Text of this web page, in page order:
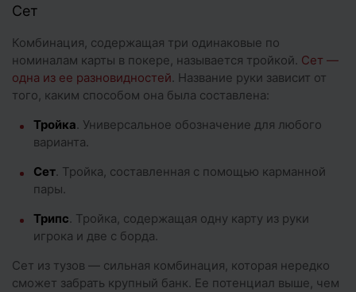
Сет
Комбинация, содержащая три одинаковые по
номиналам карты в покере, называется тройкой. Сет —
одна из ее разновидностей. Название руки зависит от
того, каким способом она была составлена:
Тройка. Универсальное обозначение для любого
варианта.
Сет. Тройка, составленная с помощью карманной
пары.
Трипс. Тройка, содержащая одну карту из руки
игрока и две с борда.
Сет из тузов — сильная комбинация, которая нередко
сможет забрать крупный банк. Ее потенциал выше, чем